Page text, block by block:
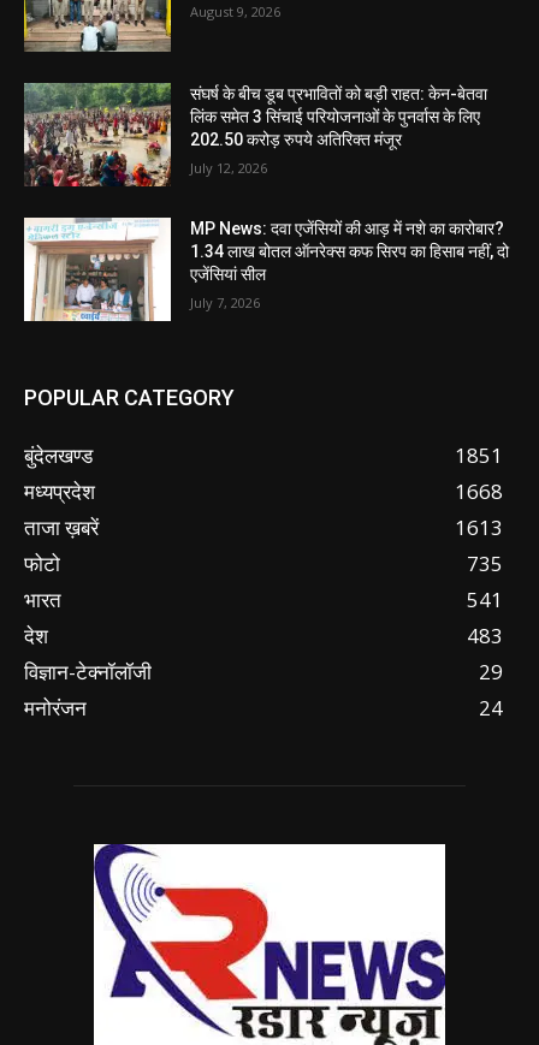
August 9, 2026
संघर्ष के बीच डूब प्रभावितों को बड़ी राहत: केन-बेतवा
लिंक समेत 3 सिंचाई परियोजनाओं के पुनर्वास के लिए
202.50 करोड़ रुपये अतिरिक्त मंजूर
July 12, 2026
MP News: दवा एजेंसियों की आड़ में नशे का कारोबार?
1.34 लाख बोतल ऑनरेक्स कफ सिरप का हिसाब नहीं, दो
एजेंसियां सील
July 7, 2026
POPULAR CATEGORY
बुंदेलखण्ड
1851
मध्यप्रदेश
1668
ताजा ख़बरें
1613
फोटो
735
भारत
541
देश
483
विज्ञान-टेक्नॉलॉजी
29
मनोरंजन
24